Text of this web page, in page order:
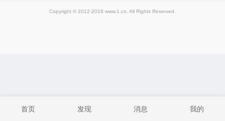
首页 发现 消息 我的
Copyright © 2012-2018 www.1.cn. All Rights Reserved.